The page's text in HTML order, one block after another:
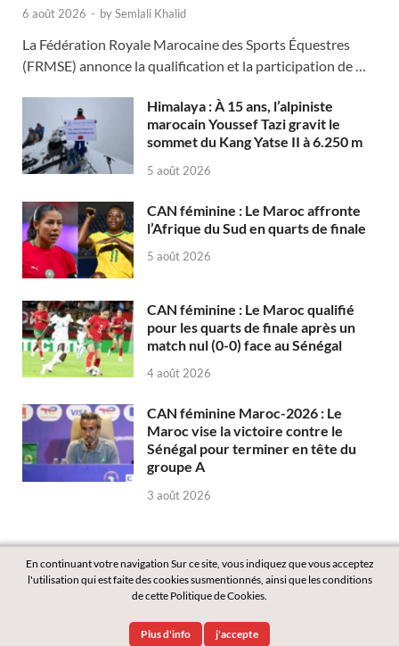
6 août 2026 - bySemlali Khalid
La Fédération Royale Marocaine des Sports Équestres
(FRMSE) annonce la qualification et la participation de …
Himalaya : À 15 ans, l’alpiniste
marocain Youssef Tazi gravit le
sommet du Kang Yatse II à 6.250 m
5 août 2026
CAN féminine : Le Maroc affronte
l’Afrique du Sud en quarts de finale
5 août 2026
CAN féminine : Le Maroc qualifié
pour les quarts de finale après un
match nul (0-0) face au Sénégal
4 août 2026
CAN féminine Maroc-2026 : Le
Maroc vise la victoire contre le
Sénégal pour terminer en tête du
groupe A
3 août 2026
WordPressandHitMag.
En continuant votre navigation Sur ce site, vous indiquez que vous acceptez
l'utilisation qui est faite des cookies susmentionnés, ainsi que les conditions
de cette Politique de Cookies.
Plus d'info j'accepte